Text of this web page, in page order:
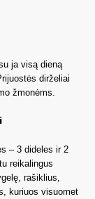
ja visą dieną
dirželiai
žmonėms.
– 3 dideles ir 2
reikalingus
rašiklius,
kuriuos visuomet